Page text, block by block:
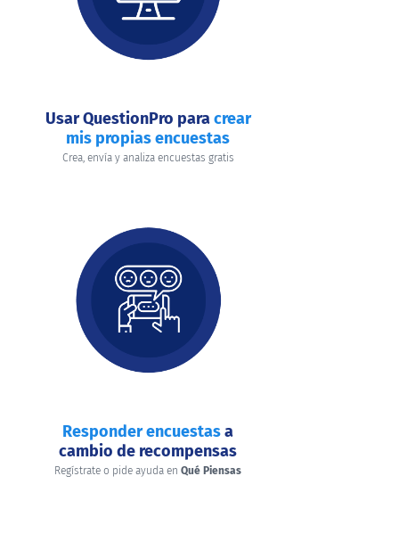
Usar QuestionPro paracrear
mis propias encuestas
Crea, envía y analiza encuestas gratis
Responder encuestasa
cambio de recompensas
Regístrate o pide ayuda en Qué Piensas